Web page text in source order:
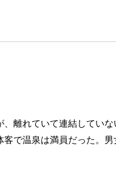
離れていて連結してい
で温泉は満員だった。